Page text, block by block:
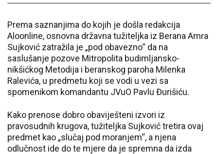
Prema saznanjima do kojih je došla redakcija
Aloonline, osnovna državna tužiteljka iz Berana Amra
Sujković zatražila je „pod obavezno“ da na
saslušanje pozove Mitropolita budimljansko-
nikšićkog Metodija i beranskog paroha Milenka
Ralevića, u predmetu koji se vodi u vezi sa
spomenikom komandantu JVuO Pavlu Đurišiću.
Kako prenose dobro obaviješteni izvori iz
pravosudnih krugova, tužiteljka Sujković tretira ovaj
predmet kao „slučaj pod moranjem“, a njena
odlučnost ide do te mjere da je spremna da izda